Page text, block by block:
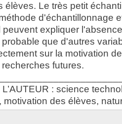
élèves. Le très petit
d'échantillonnage
expliquer
que d'autres
sur la motivation
futures.
: science
motivation des élèves,